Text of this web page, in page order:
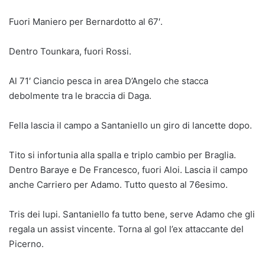
Fuori Maniero per Bernardotto al 67′.
Dentro Tounkara, fuori Rossi.
Al 71′ Ciancio pesca in area D’Angelo che stacca
debolmente tra le braccia di Daga.
Fella lascia il campo a Santaniello un giro di lancette dopo.
Tito si infortunia alla spalla e triplo cambio per Braglia.
Dentro Baraye e De Francesco, fuori Aloi. Lascia il campo
anche Carriero per Adamo. Tutto questo al 76esimo.
Tris dei lupi. Santaniello fa tutto bene, serve Adamo che gli
regala un assist vincente. Torna al gol l’ex attaccante del
Picerno.